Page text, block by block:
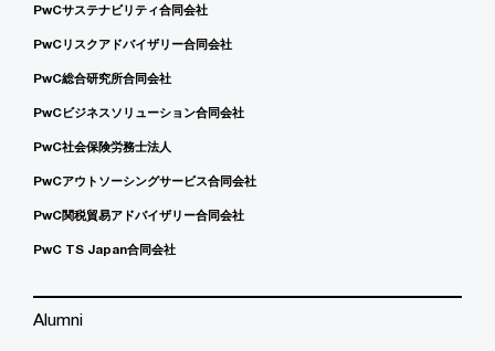
PwCサステナビリティ合同会社
PwCリスクアドバイザリー合同会社
PwC総合研究所合同会社
PwCビジネスソリューション合同会社
PwC社会保険労務士法人
PwCアウトソーシングサービス合同会社
PwC関税貿易アドバイザリー合同会社
PwC TS Japan合同会社
Alumni